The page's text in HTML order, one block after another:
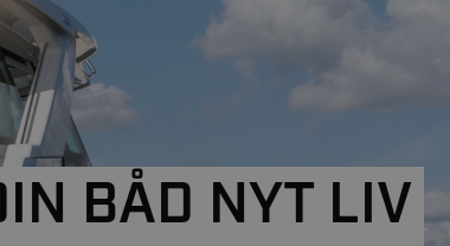
BÅD NYT LIV